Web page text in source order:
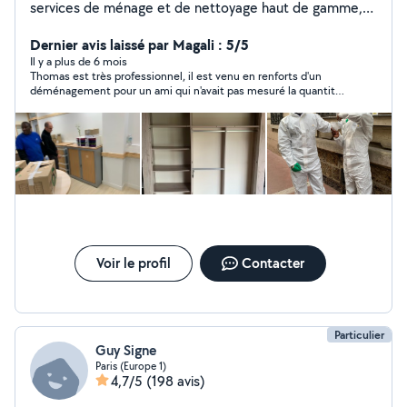
services de ménage et de nettoyage haut de gamme,
copropriétés. Nous avons bâti notre réputation sur trois
piliers : qualité, fiabilité et respect. Nos prestations
couvrent un large éventail de besoins : Ménage à
domicile : entretien régulier ou ponctuel pour des
intérieurs impeccables Nettoyage de bureaux et locaux
professionnels : espaces sains et accueillants favorisant
productivité et bien-être Nettoyage spécialisé : vitres,
après-travaux, déménagements, remises en état
complètes Déménagement plus Manutention
Dernier avis laissé par Magali : 5/5
Il y a plus de 6 mois
Thomas est très professionnel, il est venu en renforts d'un
déménagement pour un ami qui n'avait pas mesuré la quantité
nous étions très ma organisés et Thomas a vraiment joué le
jeu, un grand merci à lui, je le recommande fortement.
Voir le profil Contacter
Particulier
Guy Signe
Paris (Europe 1)
4,7/5 (198 avis)